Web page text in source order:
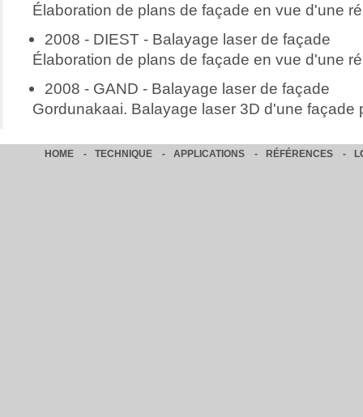
Élaboration de plans de façade en vue d'une
2008 - DIEST - Balayage laser de façade
Élaboration de plans de façade en vue d'une
2008 - GAND - Balayage laser de façade
Gordunakaai. Balayage laser 3D d'une façade
HOME - TECHNIQUE - APPLICATIONS - RÉFÉRENCES -